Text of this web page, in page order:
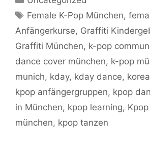
Schlagwörter
Female K-Pop München,
Anfängerkurse, Graffiti
Graffiti München, k-pop
dance cover münchen, k-pop
munich, kday, kday dance,
kpop anfängergruppen, kpop
in München, kpop learning,
münchen, kpop tanzen